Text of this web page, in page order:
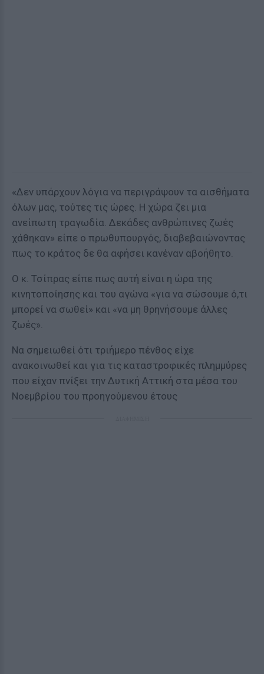
«Δεν υπάρχουν λόγια να περιγράψουν τα αισθήματα
όλων μας, τούτες τις ώρες. Η χώρα ζει μια
ανείπωτη τραγωδία. Δεκάδες ανθρώπινες ζωές
χάθηκαν» είπε ο πρωθυπουργός, διαβεβαιώνοντας
πως το κράτος δε θα αφήσει κανέναν αβοήθητο.
Ο κ. Τσίπρας είπε πως αυτή είναι η ώρα της
κινητοποίησης και του αγώνα «για να σώσουμε ό,τι
μπορεί να σωθεί» και «να μη θρηνήσουμε άλλες
ζωές».
Να σημειωθεί ότι τριήμερο πένθος είχε
ανακοινωθεί και για τις καταστροφικές πλημμύρες
που είχαν πνίξει την Δυτική Αττική στα μέσα του
Νοεμβρίου του προηγούμενου έτους